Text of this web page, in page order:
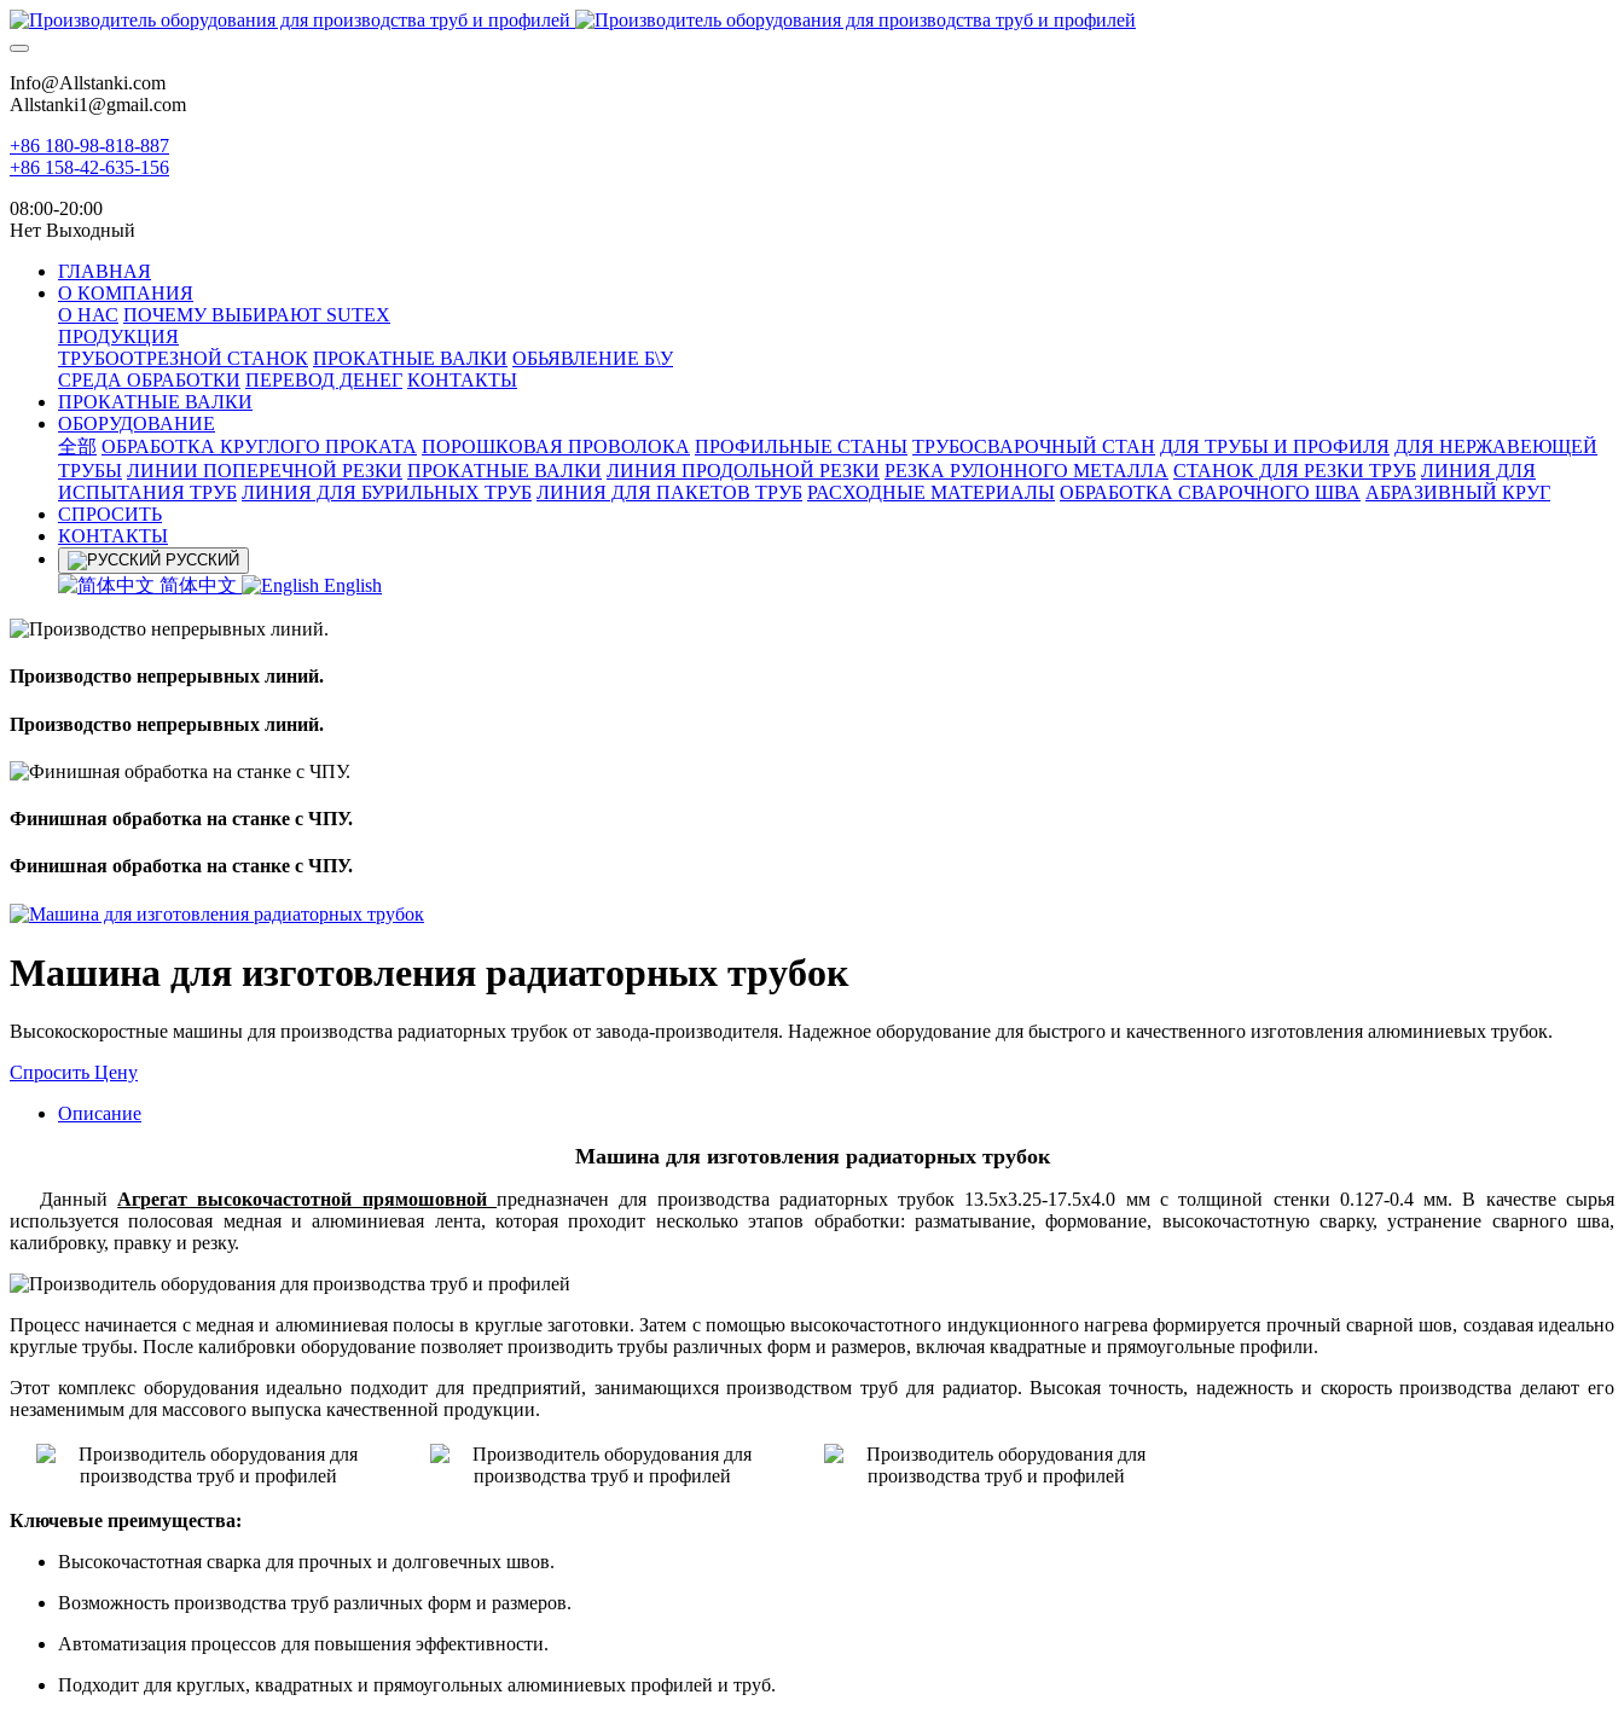
Info@Allstanki.com
Allstanki1@gmail.com
+86 180-98-818-887
+86 158-42-635-156
08:00-20:00
Нет Выходный
ГЛАВНАЯ
О КОМПАНИЯ
О НАС ПОЧЕМУ ВЫБИРАЮТ SUTEX
ПРОДУКЦИЯ
ТРУБООТРЕЗНОЙ СТАНОК ПРОКАТНЫЕ ВАЛКИ ОБЬЯВЛЕНИЕ Б\У
СРЕДА ОБРАБОТКИ ПЕРЕВОД ДЕНЕГ КОНТАКТЫ
ПРОКАТНЫЕ ВАЛКИ
ОБОРУДОВАНИЕ
全部 ОБРАБОТКА КРУГЛОГО ПРОКАТА ПОРОШКОВАЯ ПРОВОЛОКА ПРОФИЛЬНЫЕ СТАНЫ ТРУБОСВАРОЧНЫЙ СТАН ДЛЯ ТРУБЫ И ПРОФИЛЯ ДЛЯ НЕРЖАВЕЮЩЕЙ
ТРУБЫ ЛИНИИ ПОПЕРЕЧНОЙ РЕЗКИ ПРОКАТНЫЕ ВАЛКИ ЛИНИЯ ПРОДОЛЬНОЙ РЕЗКИ РЕЗКА РУЛОННОГО МЕТАЛЛА СТАНОК ДЛЯ РЕЗКИ ТРУБ ЛИНИЯ ДЛЯ
ИСПЫТАНИЯ ТРУБ ЛИНИЯ ДЛЯ БУРИЛЬНЫХ ТРУБ ЛИНИЯ ДЛЯ ПАКЕТОВ ТРУБ РАСХОДНЫЕ МАТЕРИАЛЫ OБРАБОТКА СВАРОЧНОГО ШВА АБРАЗИВНЫЙ КРУГ
СПРОСИТЬ
КОНТАКТЫ
РУССКИЙ
简体中文 English
Производство непрерывных линий.
Производство непрерывных линий.
Финишная обработка на станке с ЧПУ.
Финишная обработка на станке с ЧПУ.
Машина для изготовления радиаторных трубок
Высокоскоростные машины для производства радиаторных трубок от завода-производителя. Надежное оборудование для быстрого и качественного изготовления алюминиевых трубок.
Спросить Цену
Описание
Машина для изготовления радиаторных трубок
ДанныйАгрегат высокочастотной прямошовнойпредназначен для производства радиаторных трубок 13.5x3.25-17.5x4.0 мм с толщиной стенки 0.127-0.4 мм. В качестве сырья
используется полосовая медная и алюминиевая лента, которая проходит несколько этапов обработки: разматывание, формование, высокочастотную сварку, устранение сварного шва,
калибровку, правку и резку.
Процесс начинается с медная и алюминиевая полосы в круглые заготовки. Затем с помощью высокочастотного индукционного нагрева формируется прочный сварной шов, создавая идеально
круглые трубы. После калибровки оборудование позволяет производить трубы различных форм и размеров, включая квадратные и прямоугольные профили.
Этот комплекс оборудования идеально подходит для предприятий, занимающихся производством труб для радиатор. Высокая точность, надежность и скорость производства делают его
незаменимым для массового выпуска качественной продукции.
Ключевые преимущества:
Высокочастотная сварка для прочных и долговечных швов.
Возможность производства труб различных форм и размеров.
Автоматизация процессов для повышения эффективности.
Подходит для круглых, квадратных и прямоугольных алюминиевых профилей и труб.